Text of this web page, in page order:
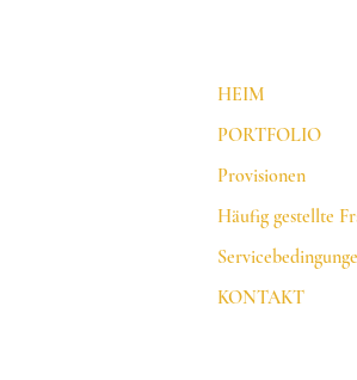
HEIM
PORTFOLIO
Provisionen
Häufig gestellte
KONTAKT